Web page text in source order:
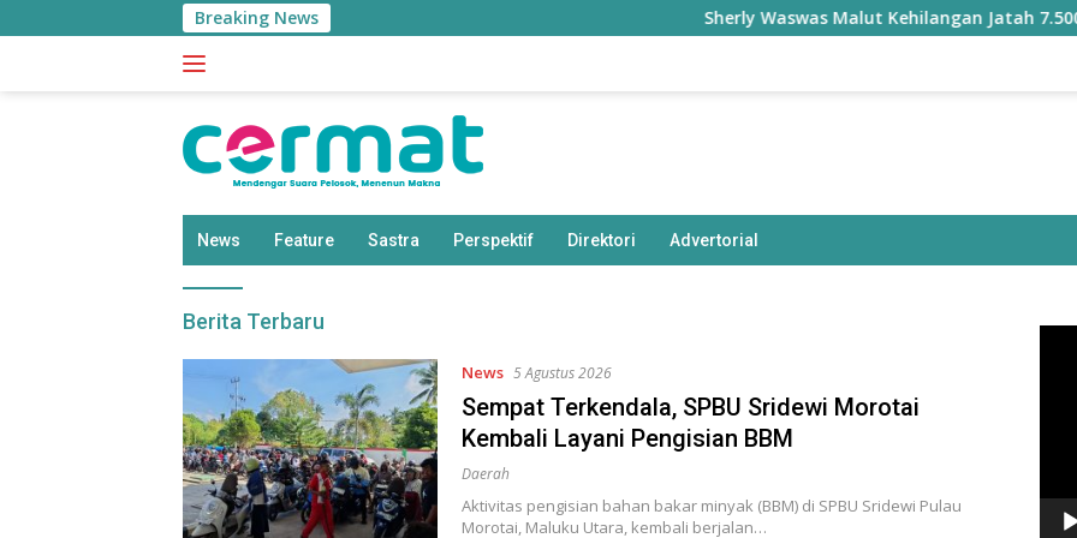
ke
Breaking News Sherly Waswas Malut Kehilangan Jatah 7.500
News Feature Sastra Perspektif Direktori Advertorial
cermat
Berita Terbaru
News 5 Agustus 2026
Sempat Terkendala, SPBU Sridewi Morotai
Kembali Layani Pengisian BBM
Daerah
Aktivitas pengisian bahan bakar minyak (BBM) di SPBU Sridewi Pulau
Morotai, Maluku Utara, kembali berjalan…